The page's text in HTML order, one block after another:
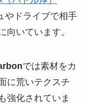
やドライブで相手
向いています。
では素材をカ
に荒いテクスチ
強化されていま